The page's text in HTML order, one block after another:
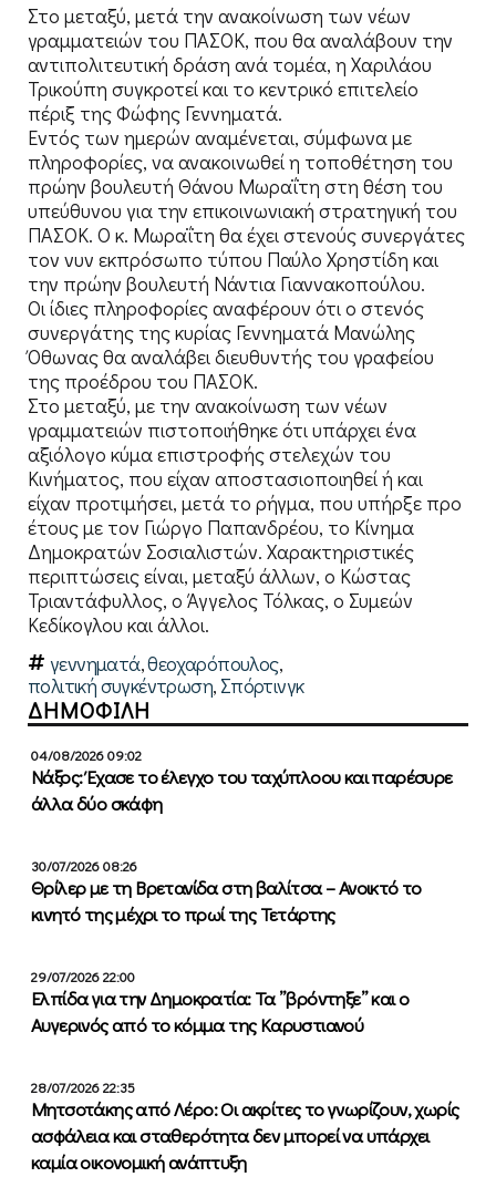
Στο μεταξύ, μετά την ανακοίνωση των νέων
γραμματειών του ΠΑΣΟΚ, που θα αναλάβουν την
αντιπολιτευτική δράση ανά τομέα, η Χαριλάου
Τρικούπη συγκροτεί και το κεντρικό επιτελείο
πέριξ της Φώφης Γεννηματά.
Εντός των ημερών αναμένεται, σύμφωνα με
πληροφορίες, να ανακοινωθεί η τοποθέτηση του
πρώην βουλευτή Θάνου Μωραΐτη στη θέση του
υπεύθυνου για την επικοινωνιακή στρατηγική του
ΠΑΣΟΚ. Ο κ. Μωραΐτη θα έχει στενούς συνεργάτες
τον νυν εκπρόσωπο τύπου Παύλο Χρηστίδη και
την πρώην βουλευτή Νάντια Γιαννακοπούλου.
Οι ίδιες πληροφορίες αναφέρουν ότι ο στενός
συνεργάτης της κυρίας Γεννηματά Μανώλης
Όθωνας θα αναλάβει διευθυντής του γραφείου
της προέδρου του ΠΑΣΟΚ.
Στο μεταξύ, με την ανακοίνωση των νέων
γραμματειών πιστοποιήθηκε ότι υπάρχει ένα
αξιόλογο κύμα επιστροφής στελεχών του
Κινήματος, που είχαν αποστασιοποιηθεί ή και
είχαν προτιμήσει, μετά το ρήγμα, που υπήρξε προ
έτους με τον Γιώργο Παπανδρέου, το Κίνημα
Δημοκρατών Σοσιαλιστών. Χαρακτηριστικές
περιπτώσεις είναι, μεταξύ άλλων, ο Κώστας
Τριαντάφυλλος, ο Άγγελος Τόλκας, ο Συμεών
Κεδίκογλου και άλλοι.
γεννηματά,θεοχαρόπουλος,
πολιτική συγκέντρωση, Σπόρτινγκ
ΔΗΜΟΦΙΛΗ
04/08/2026 09:02
Νάξος: Έχασε το έλεγχο του ταχύπλοου και παρέσυρε
άλλα δύο σκάφη
30/07/2026 08:26
Θρίλερ με τη Βρετανίδα στη βαλίτσα – Ανοικτό το
κινητό της μέχρι το πρωί της Τετάρτης
29/07/2026 22:00
Ελπίδα για την Δημοκρατία: Τα ”βρόντηξε” και ο
Αυγερινός από το κόμμα της Καρυστιανού
28/07/2026 22:35
Μητσοτάκης από Λέρο: Οι ακρίτες το γνωρίζουν, χωρίς
ασφάλεια και σταθερότητα δεν μπορεί να υπάρχει
καμία οικονομική ανάπτυξη